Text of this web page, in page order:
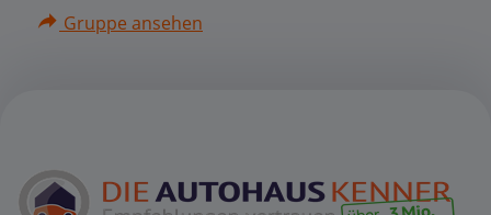
Gruppe ansehen